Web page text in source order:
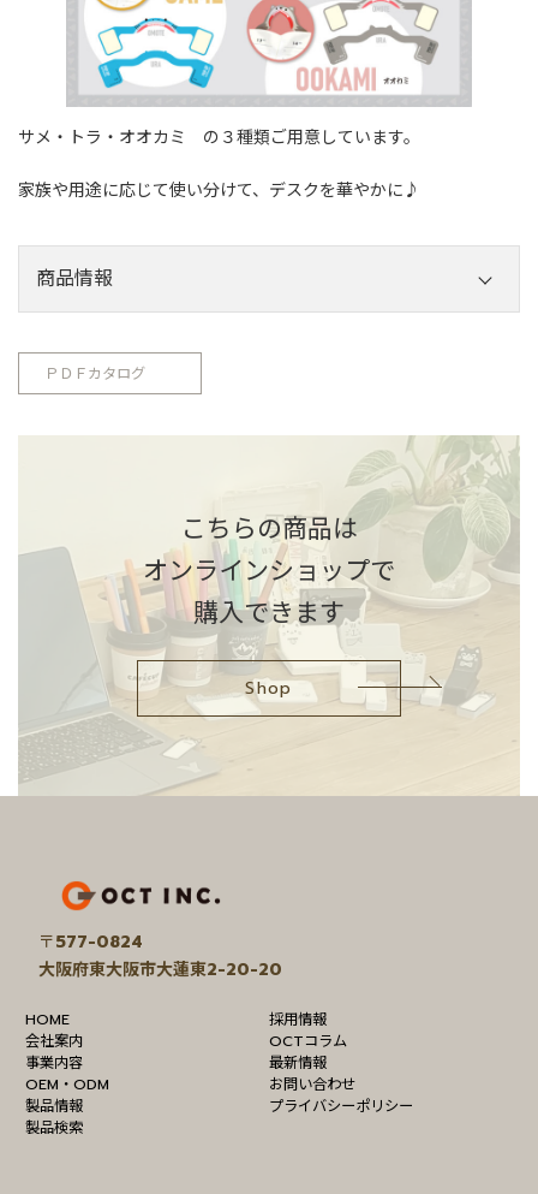
サメ・トラ・オオカミ の３種類ご用意しています。
家族や用途に応じて使い分けて、デスクを華やかに♪
商品情報
商品名
ポップアップ
サメ２枚組
O-B015
W16.4×H5.3(
cm)
W16.4×H5.6(
cm)
W16.4×H5.6(
cm)
パッケージ
付きサイズ
約
W6.3×H18.5(
cm)
約
W6.3×H18.5(
cm)
約
W6.3×H18.5(
cm)
パッケージ
付き重量
約6.3g 約6.3g 約6.3g
JANコード
458257022
0614
0621
0638
ＰＤＦカタログ
こちらの商品は
オンラインショップで
購入できます
Shop
〒577-0824
大阪府東大阪市大蓮東2-20-20
HOME
会社案内
事業内容
OEM・ODM
製品情報
製品検索
採用情報
OCTコラム
最新情報
お問い合わせ
プライバシーポリシー